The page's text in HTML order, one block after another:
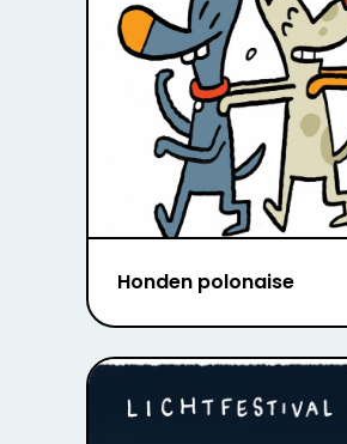
Honden polonaise